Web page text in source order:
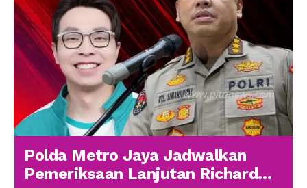
Polda Metro Jaya Jadwalkan
Pemeriksaan Lanjutan Richard